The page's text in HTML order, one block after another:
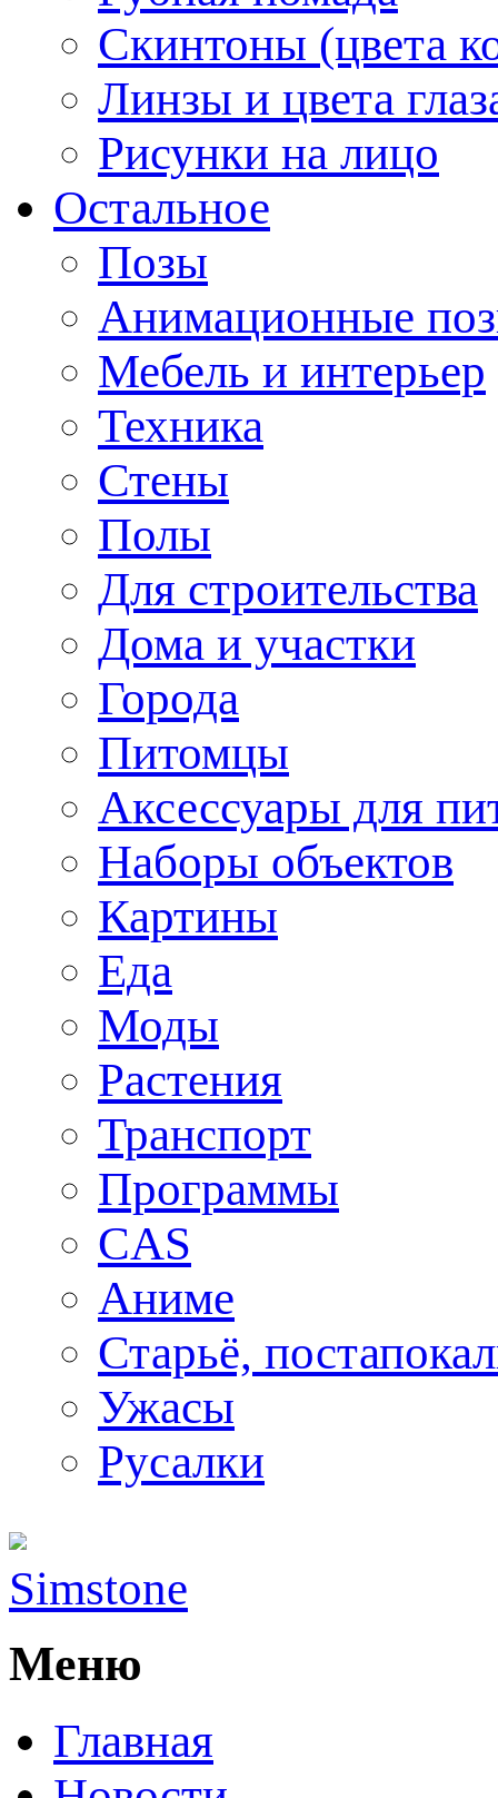
Скинтоны (цвета
Линзы и цвета
Рисунки на лицо
Остальное
Позы
Анимационные
Мебель и интерьер
Техника
Стены
Полы
Для строительства
Дома и участки
Города
Питомцы
Аксессуары для
Наборы объектов
Картины
Еда
Моды
Растения
Транспорт
Программы
CAS
Аниме
Старьё,
Ужасы
Русалки
Simstone
Меню
Главная